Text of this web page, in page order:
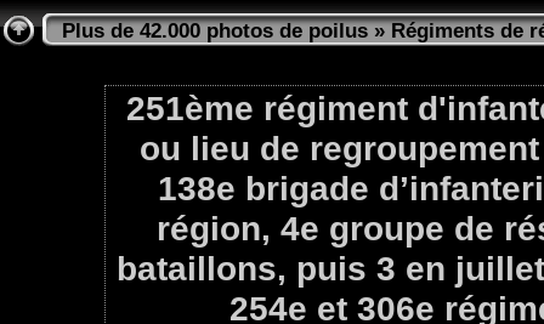
Plus de 42.000 photos de poilus»Régiments de
251ème régiment
ou lieu de
138e brigade
région, 4e groupe de
bataillons, puis 3 en
254e et 306e